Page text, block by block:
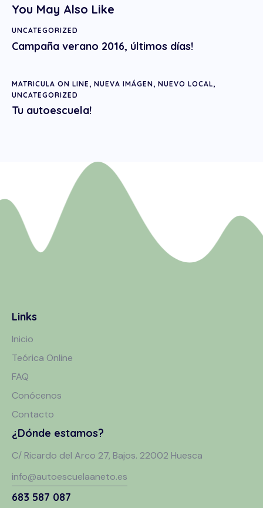
You May Also Like
UNCATEGORIZED
Campaña verano 2016, últimos días!
MATRICULA ON LINE , NUEVA IMÁGEN, NUEVO LOCAL,
UNCATEGORIZED
Tu autoescuela!
Links
Inicio
Teórica Online
FAQ
Conócenos
Contacto
¿Dónde estamos?
C/ Ricardo del Arco 27, Bajos. 22002 Huesca
info@autoescuelaaneto.es
683 587 087